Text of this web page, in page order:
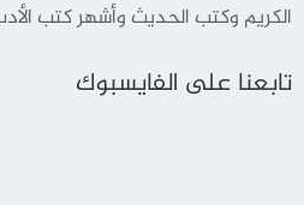
الكريم وكتب الحديث وأشهر كتب
تابعنا على الفايسبوك